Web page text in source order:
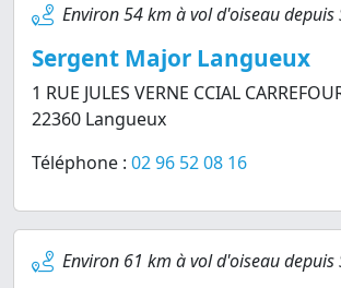
Environ 54 km à vol d'oiseau depuis
Sergent Major Langueux
1 RUE JULES VERNE CCIAL
22360 Langueux
Téléphone : 02 96 52 08 16
Environ 61 km à vol d'oiseau depuis